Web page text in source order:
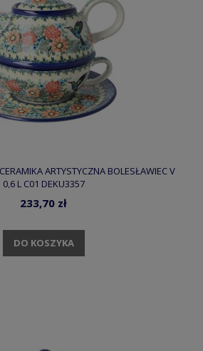
ARTYSTYCZNA BOLESŁAWIEC V
0,6 L C01 DEKU3357
233,70 zł
DO KOSZYKA